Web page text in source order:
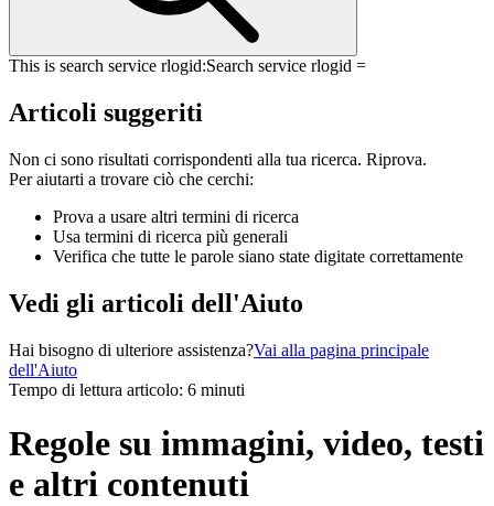
This is search service rlogid:Search service rlogid =
Articoli suggeriti
Non ci sono risultati corrispondenti alla tua ricerca. Riprova.
Per aiutarti a trovare ciò che cerchi:
Prova a usare altri termini di ricerca
Usa termini di ricerca più generali
Verifica che tutte le parole siano state digitate correttamente
Vedi gli articoli dell'Aiuto
Hai bisogno di ulteriore assistenza?Vai alla pagina principale
dell'Aiuto
Tempo di lettura articolo: 6 minuti
Regole su immagini, video, testi
e altri contenuti